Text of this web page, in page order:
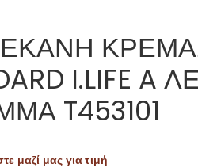
I.LIFE A
T453101
μαζί μας για τιμή